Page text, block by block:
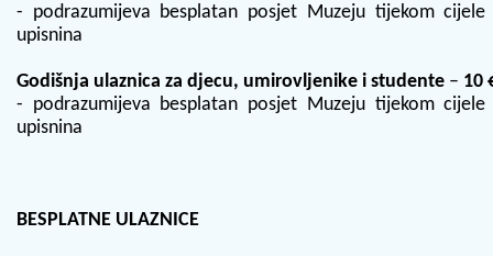
- podrazumijeva besplatan posjet Muzeju tijekom
upisnina
Godišnja ulaznica za djecu, umirovljenike i studente – 10
- podrazumijeva besplatan posjet Muzeju tijekom
upisnina
BESPLATNE ULAZNICE